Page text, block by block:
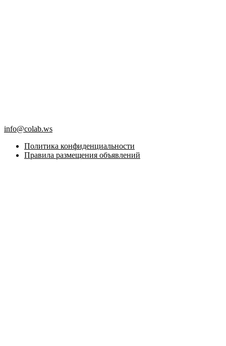
info@colab.ws
Политика конфиденциальности
Правила размещения объявлений